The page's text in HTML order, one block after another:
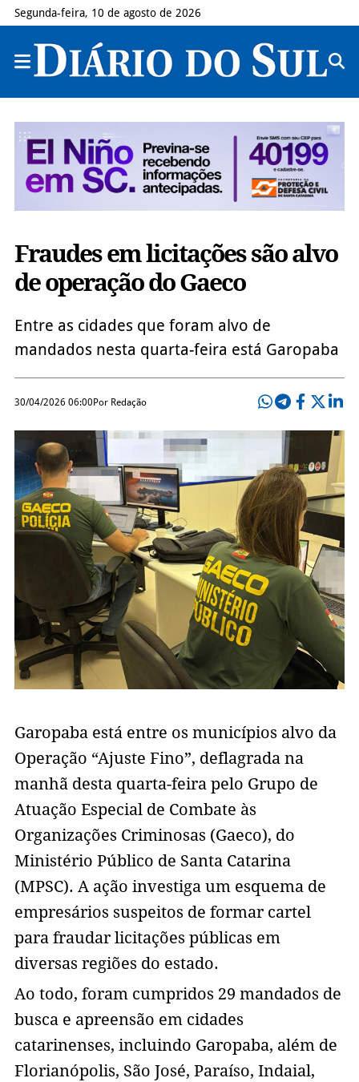
Segunda-feira, 10 de agosto de 2026
Fraudes em licitações são alvo
de operação do Gaeco
Entre as cidades que foram alvo de
mandados nesta quarta-feira está Garopaba
30/04/2026 06:00Por Redação
Garopaba está entre os municípios alvo da
Operação “Ajuste Fino”, deflagrada na
manhã desta quarta-feira pelo Grupo de
Atuação Especial de Combate às
Organizações Criminosas (Gaeco), do
Ministério Público de Santa Catarina
(MPSC). A ação investiga um esquema de
empresários suspeitos de formar cartel
para fraudar licitações públicas em
diversas regiões do estado.
Ao todo, foram cumpridos 29 mandados de
busca e apreensão em cidades
catarinenses, incluindo Garopaba, além de
Florianópolis, São José, Paraíso, Indaial,